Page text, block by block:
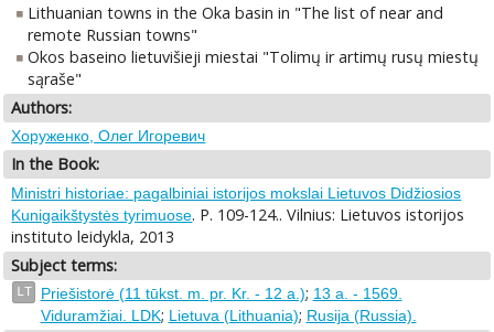
Lithuanian towns in the Oka basin in "The list of near and
remote Russian towns"
Okos baseino lietuvišieji miestai "Tolimų ir artimų rusų miestų
sąraše"
Authors:
Хоруженко, Олег Игоревич
In the Book:
Ministri historiae: pagalbiniai istorijos mokslai Lietuvos Didžiosios
Kunigaikštystės tyrimuose. P. 109-124.. Vilnius: Lietuvos istorijos
instituto leidykla, 2013
Subject terms:
LT Priešistorė (11 tūkst. m. pr. Kr. - 12 a.); 13 a. - 1569.
Viduramžiai. LDK; Lietuva (Lithuania); Rusija (Russia).